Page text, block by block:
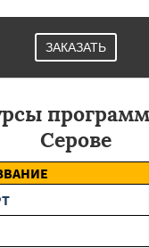
ЗАКАЗАТЬ
Серове